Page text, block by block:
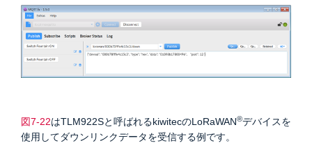
図7-22はTLM922Sと呼ばれるkiwitecのLoRaWAN®デバイスを
使用してダウンリンクデータを受信する例です。